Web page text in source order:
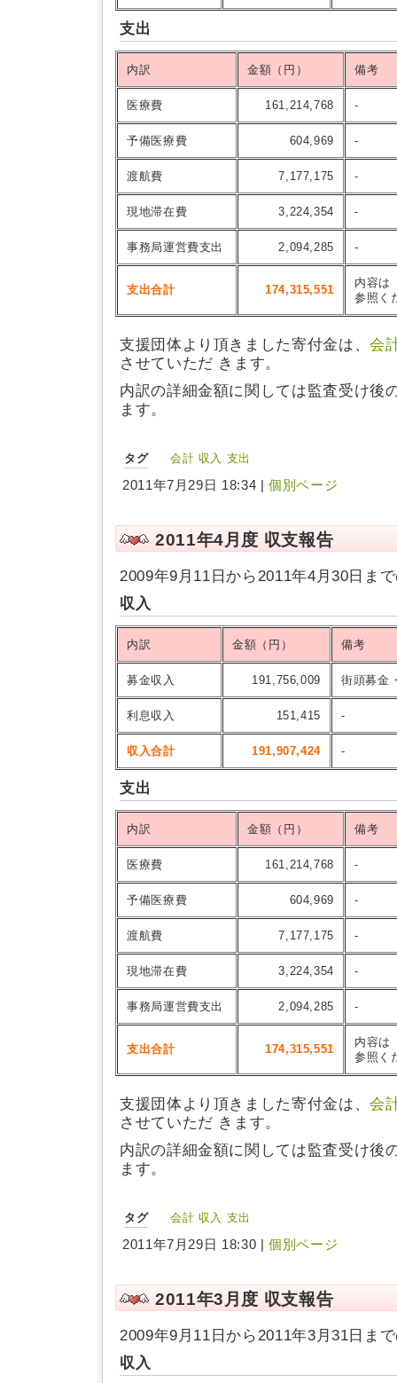
支出
内訳 金額（円） 備考
医療費 161,214,768 -
予備医療費 604,969 -
渡航費 7,177,175 -
現地滞在費 3,224,354 -
事務局運営費支出 2,094,285 -
支出合計 174,315,551
内容は
参照く
支援団体より頂きました寄付金は、会
させていただ きます。
内訳の詳細金額に関しては監査受け後
ます。
タグ 会計 収入 支出
2011年7月29日 18:34 |個別ページ
2011年4月度 収支報告
2009年9月11日から2011年4月30日ま
収入
内訳 金額（円） 備考
募金収入 191,756,009 街頭募金
利息収入 151,415 -
収入合計 191,907,424 -
支出
内訳 金額（円） 備考
医療費 161,214,768 -
予備医療費 604,969 -
渡航費 7,177,175 -
現地滞在費 3,224,354 -
事務局運営費支出 2,094,285 -
支出合計 174,315,551
内容は
参照く
支援団体より頂きました寄付金は、会
させていただ きます。
内訳の詳細金額に関しては監査受け後
ます。
タグ 会計 収入 支出
2011年7月29日 18:30 |個別ページ
2011年3月度 収支報告
2009年9月11日から2011年3月31日ま
収入